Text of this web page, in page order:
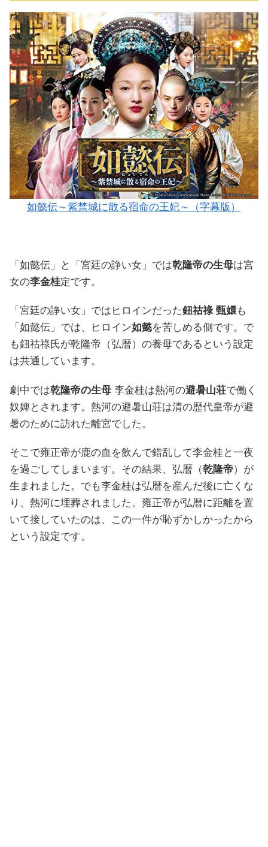
如懿伝～紫禁城に散る宿命の王妃～（字幕版）
「如懿伝」と「宮廷の諍い女」では乾隆帝の生母は宮
女の李金桂定です。
「宮廷の諍い女」ではヒロインだった鈕祜祿 甄嬛も
「如懿伝」では、ヒロイン如懿を苦しめる側です。で
も鈕祜祿氏が乾隆帝（弘暦）の養母であるという設定
は共通しています。
劇中では乾隆帝の生母 李金桂は熱河の避暑山荘で働く
奴婢とされます。熱河の避暑山荘は清の歴代皇帝が避
暑のために訪れた離宮でした。
そこで雍正帝が鹿の血を飲んで錯乱して李金桂と一夜
を過ごしてしまいます。その結果、弘暦（乾隆帝）が
生まれました。でも李金桂は弘暦を産んだ後に亡くな
り、熱河に埋葬されました。雍正帝が弘暦に距離を置
いて接していたのは、この一件が恥ずかしかったから
という設定です。